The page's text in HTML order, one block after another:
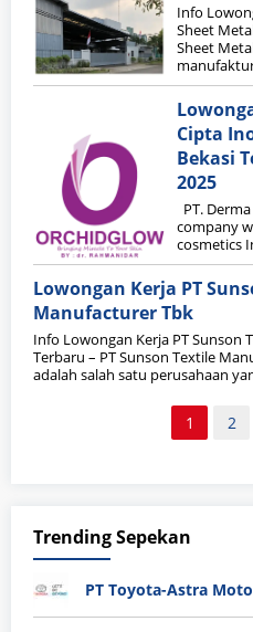
Info
Sheet
Sheet
Cipta
Bekasi
2025
PT.
company
cosmetics
Lowongan Kerja PT
Manufacturer Tbk
Info Lowongan Kerja PT Sunson
Terbaru – PT Sunson Textile
adalah salah satu perusahaan
1 2
Trending Sepekan
PT Toyota-Astra